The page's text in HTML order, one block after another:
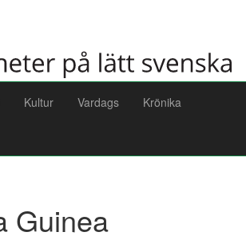
Kultur Vardags Krönika
Guinea